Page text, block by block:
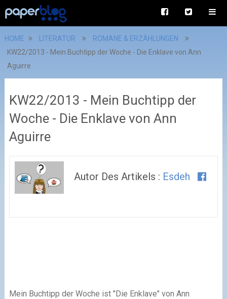
HOME LITERATUR
ROMANE & ERZÄHLUNGEN
KW22/2013 - Mein Buchtipp der Woche - Die Enklave von Ann
Aguirre
KW22/2013 - Mein Buchtipp der
Woche - Die Enklave von Ann
Aguirre
Autor Des Artikels : Esdeh
Mein Buchtipp der Woche ist "Die Enklave" von Ann